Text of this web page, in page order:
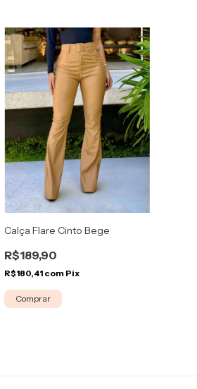
Calça Flare Cinto Bege
R$189,90
R$180,41 com Pix
Comprar